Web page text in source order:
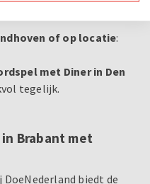
of op locatie:
met Diner in Den
tegelijk.
Brabant met
DoeNederland biedt de